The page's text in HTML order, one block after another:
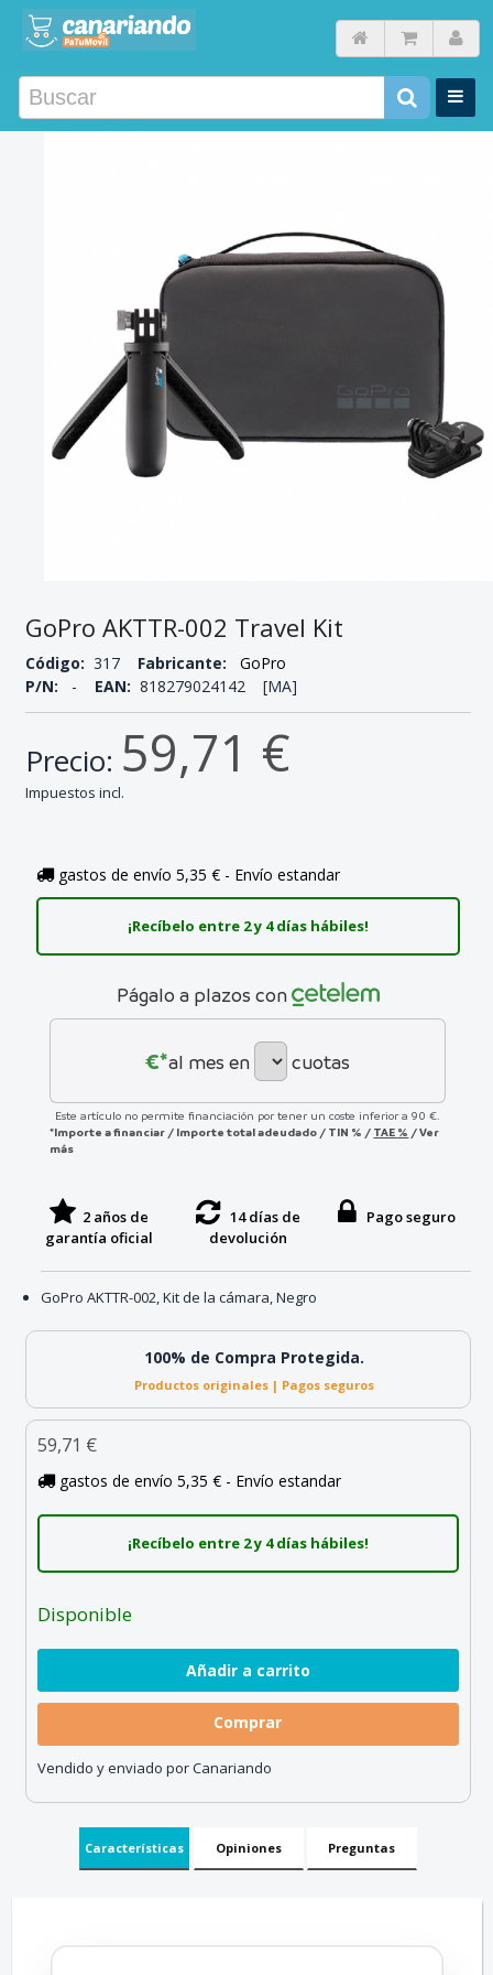
GoPro AKTTR-002 Travel Kit
Código: 317 Fabricante:
GoPro
P/N:
- EAN: 818279024142 [MA]
Precio: 59,71 €
Impuestos incl.
gastos de envío 5,35 € - Envío estandar
¡Recíbelo entre 2 y 4 días hábiles!
Págalo a plazos con
€*al mes en cuotas
Este artículo no permite financiación por tener un coste inferior a 90 €.
*Importe a financiar / Importe total adeudado / TIN % / TAE % /Ver
más
2 años de
garantía oficial
14 días de
devolución
Pago seguro
GoPro AKTTR-002, Kit de la cámara, Negro
100% de Compra Protegida.
Productos originales | Pagos seguros
59,71 €
gastos de envío 5,35 € - Envío estandar
¡Recíbelo entre 2 y 4 días hábiles!
Disponible
Comprar
Vendido y enviado por Canariando
Características Opiniones Preguntas